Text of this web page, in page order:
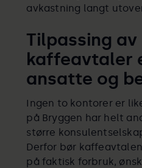
avkastning langt
Tilpassing av
kaffeavtaler
ansatte og
Ingen to kontorer er
på Bryggen har helt
større
Derfor bør
på faktisk forbruk,